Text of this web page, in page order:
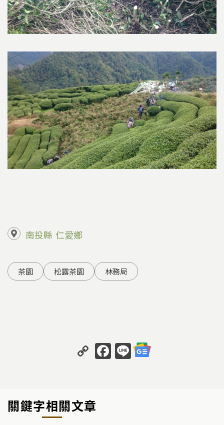
南投縣 仁愛鄉
茶園 松露茶園 林務局
C
o
y
Li
F
a
Li
n
關鍵字相關文章